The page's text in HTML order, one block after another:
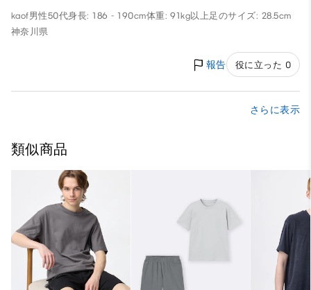
kaof男性50代身長: 186 - 190cm体重: 91kg以上足のサイズ: 28.5cm
神奈川県
報告 役に立った 0
さらに表示
類似商品